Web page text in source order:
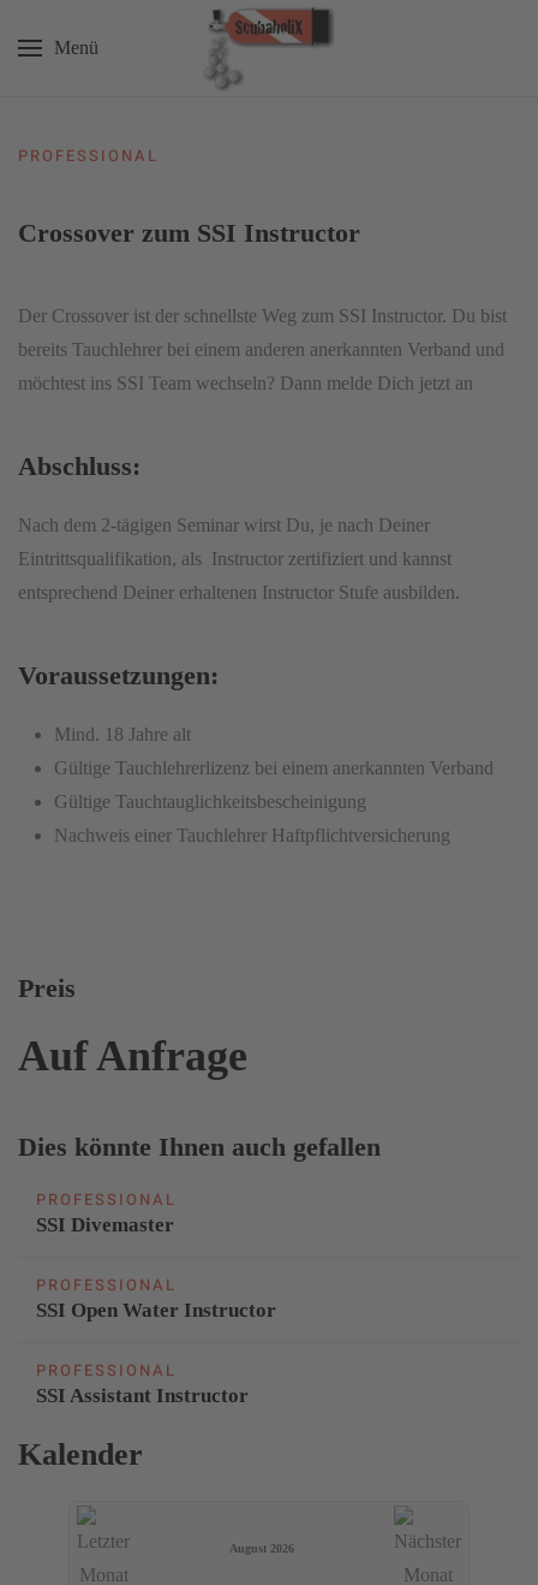
Zum Hauptinhalt springen
Menü
PROFESSIONAL
Crossover zum SSI Instructor
Der Crossover ist der schnellste Weg zum SSI Instructor. Du bist
bereits Tauchlehrer bei einem anderen anerkannten Verband und
möchtest ins SSI Team wechseln? Dann melde Dich jetzt an
Abschluss:
Nach dem 2-tägigen Seminar wirst Du, je nach Deiner
Eintrittsqualifikation, als Instructor zertifiziert und kannst
entsprechend Deiner erhaltenen Instructor Stufe ausbilden.
Voraussetzungen:
Mind. 18 Jahre alt
Gültige Tauchlehrerlizenz bei einem anerkannten Verband
Gültige Tauchtauglichkeitsbescheinigung
Nachweis einer Tauchlehrer Haftpflichtversicherung
Preis
Auf Anfrage
Dies könnte Ihnen auch gefallen
PROFESSIONAL
SSI Divemaster
PROFESSIONAL
SSI Open Water Instructor
PROFESSIONAL
SSI Assistant Instructor
Kalender
August 2026